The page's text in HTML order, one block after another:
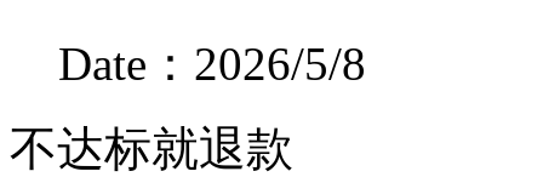
Date：2026/5/8
不达标就退款